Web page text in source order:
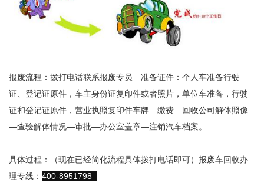
报废流程：拨打电话联系报废专员—准备证件：个人车准备行驶
证、登记证原件，车主身份证复印件或者照片，单位车准备，行驶
证和登记证原件，营业执照复印件车牌—缴费—回收公司解体照像
—查验解体情况—审批—办公室盖章—注销汽车档案。
具体过程：（现在已经简化流程具体拨打电话即可）报废车回收办
理专线： 400-8951798